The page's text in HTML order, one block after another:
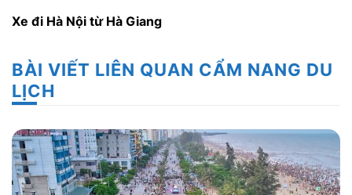
Xe đi Hà Nội từ Hà Giang
BÀI VIẾT LIÊN QUAN CẨM NANG DU
LỊCH